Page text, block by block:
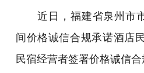
地方发展
近日，福建省泉州市市
间价格诚信合规承诺酒店
民宿经营者签署价格诚信合